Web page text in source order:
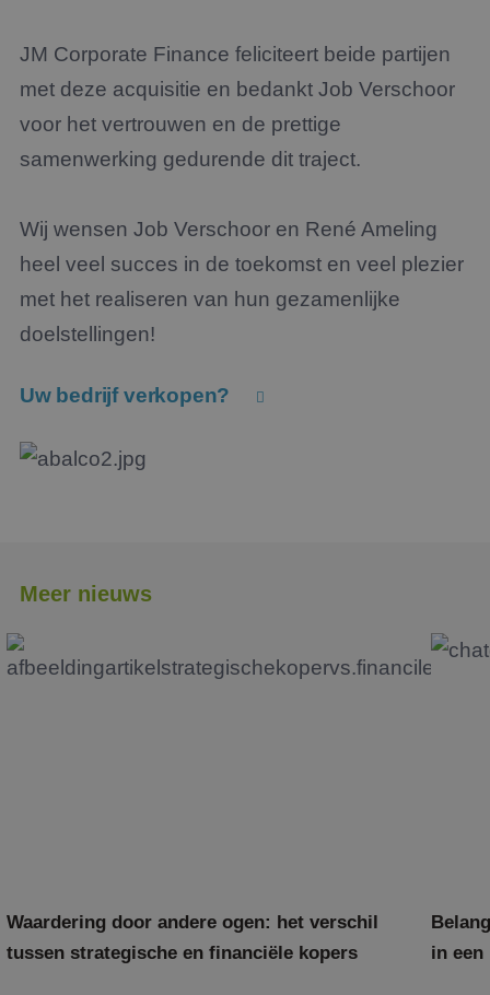
JM Corporate Finance feliciteert beide partijen
met deze acquisitie en bedankt Job Verschoor
voor het vertrouwen en de prettige
samenwerking gedurende dit traject.
Wij wensen Job Verschoor en René Ameling
heel veel succes in de toekomst en veel plezier
met het realiseren van hun gezamenlijke
doelstellingen!
Uw bedrijf verkopen?
Meer nieuws
Waardering door andere ogen: het verschil
tussen strategische en financiële kopers
in een